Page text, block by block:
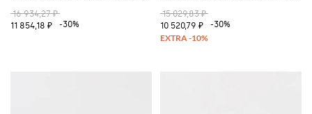
16 934,27 ₽
11 854,18 ₽
-30%
15 029,83 ₽
10 520,79 ₽
-30%